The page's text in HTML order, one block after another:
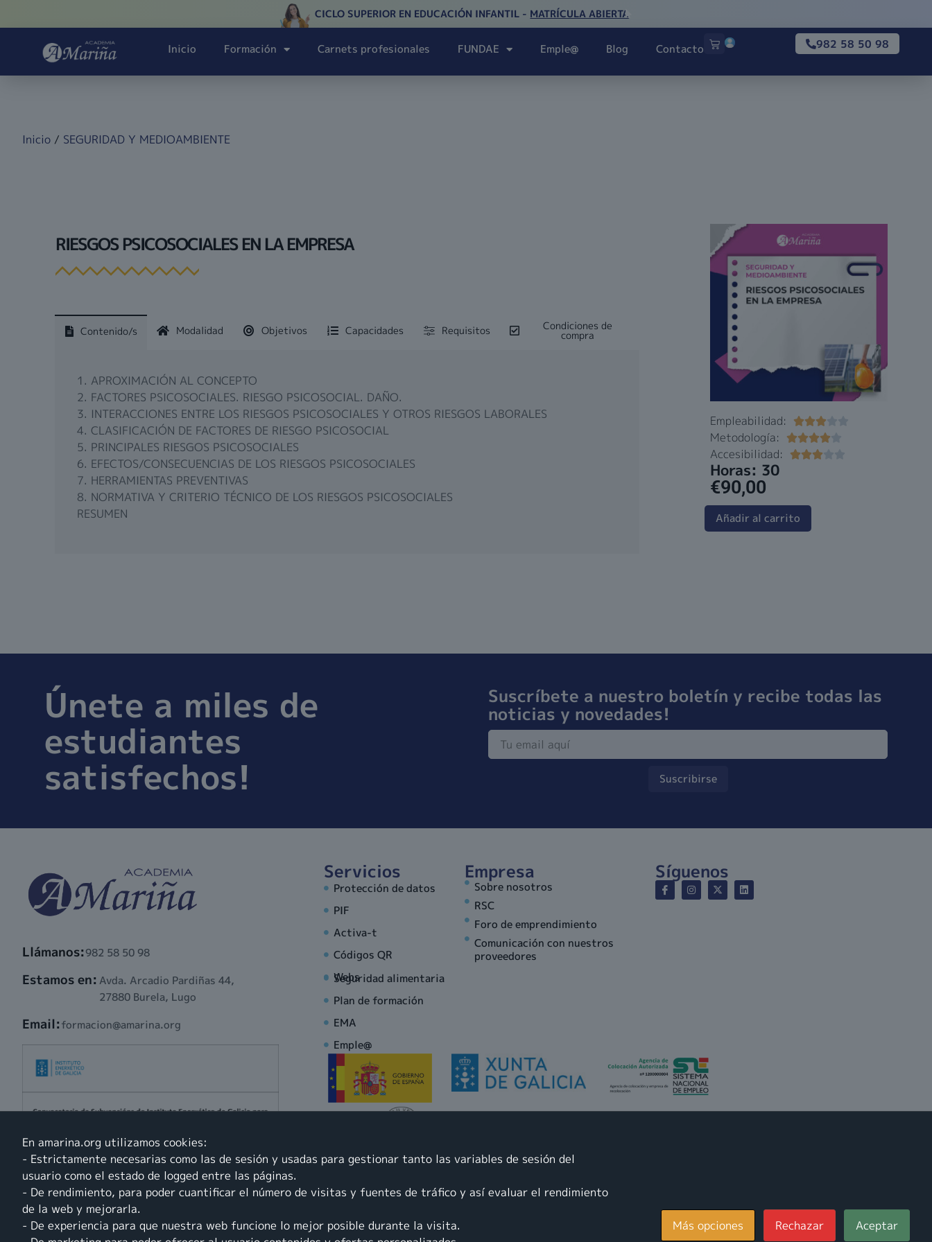
CICLO SUPERIOR EN EDUCACIÓN INFANTIL - MATRÍCULA ABIERTA
Inicio Formación Carnets profesionales FUNDAE Emple@ Blog Contacto 982 58 50 98
Inicio / SEGURIDAD Y MEDIOAMBIENTE
RIESGOS PSICOSOCIALES EN LA EMPRESA
Contenido/s Modalidad Objetivos Capacidades Requisitos Condiciones de
compra
1. APROXIMACIÓN AL CONCEPTO
2. FACTORES PSICOSOCIALES. RIESGO PSICOSOCIAL. DAÑO.
3. INTERACCIONES ENTRE LOS RIESGOS PSICOSOCIALES Y OTROS RIESGOS LABORALES
4. CLASIFICACIÓN DE FACTORES DE RIESGO PSICOSOCIAL
5. PRINCIPALES RIESGOS PSICOSOCIALES
6. EFECTOS/CONSECUENCIAS DE LOS RIESGOS PSICOSOCIALES
7. HERRAMIENTAS PREVENTIVAS
8. NORMATIVA Y CRITERIO TÉCNICO DE LOS RIESGOS PSICOSOCIALES
RESUMEN
Empleabilidad: 
Metodología: 
Accesibilidad: 
Horas: 30
€90,00
Añadir al carrito
Únete a miles de
estudiantes
satisfechos!
Suscríbete a nuestro boletín y recibe todas las
noticias y novedades!
Suscribirse
Llámanos:982 58 50 98
Estamos en: Avda. Arcadio Pardiñas 44,
27880 Burela, Lugo
Email:formacion@amarina.org
Modificación de rótulos para a mellora da eficiencia enerxética e
adquisión de SAIs para evitar danos nos servidores da empresa.
Servicios
Protección de datos
PIF
Activa-t
Códigos QR
Webs
Seguridad alimentaria
Plan de formación
EMA
Emple@
Empresa
Sobre nosotros
RSC
Foro de emprendimiento
Comunicación con nuestros
proveedores
Síguenos
PROFESIONALES EN LA MODALIDAD PRESENCIAL Y TELEFORMACIÓN. CICLOS FORMATIVOS DE
En amarina.org utilizamos cookies:
- Estrictamente necesarias como las de sesión y usadas para gestionar tanto las variables de sesión del
usuario como el estado de logged entre las páginas.
- De rendimiento, para poder cuantificar el número de visitas y fuentes de tráfico y así evaluar el rendimiento
de la web y mejorarla.
- De experiencia para que nuestra web funcione lo mejor posible durante la visita.
Más opciones Rechazar Aceptar